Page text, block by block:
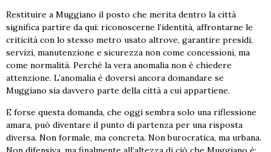
Restituire a Muggiano il posto che merita dentro la città
significa partire da qui: riconoscerne l’identità, affrontarne le
criticità con lo stesso metro usato altrove, garantire presìdi,
servizi, manutenzione e sicurezza non come concessioni, ma
come normalità. Perché la vera anomalia non è chiedere
attenzione. L’anomalia è doversi ancora domandare se
Muggiano sia davvero parte della città a cui appartiene.
E forse questa domanda, che oggi sembra solo una riflessione
amara, può diventare il punto di partenza per una risposta
diversa. Non formale, ma concreta. Non burocratica, ma urbana.